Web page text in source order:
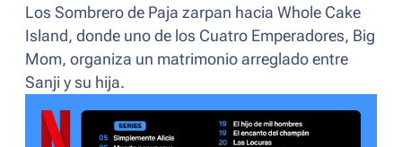
Los Sombrero de Paja zarpan hacia Whole Cake
Island, donde uno de los Cuatro Emperadores, Big
Mom, organiza un matrimonio arreglado entre
Sanji y su hija.